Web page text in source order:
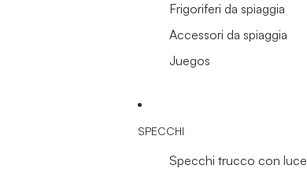
Frigoriferi da spiaggia
Accessori da spiaggia
Juegos
SPECCHI
Specchi trucco con luce